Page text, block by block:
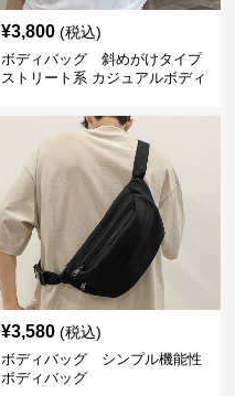
¥3,800 (税込)
ボディバッグ 斜めがけタイプ
ストリート系 カジュアルボディ
¥3,580 (税込)
ボディバッグ シンプル機能性
ボディバッグ